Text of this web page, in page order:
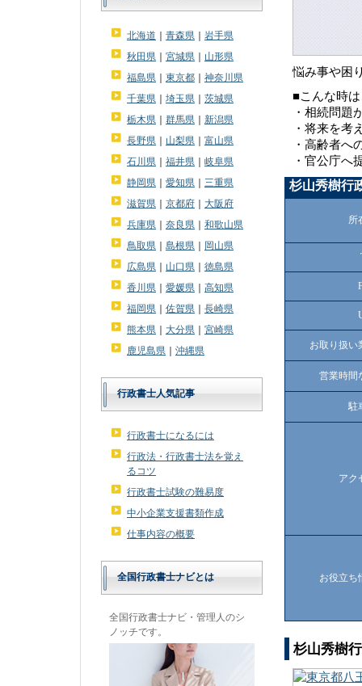
悩み事や困
■こんな時
・相続問
・将来を考
・高齢者
・官公庁へ
杉山秀樹行
所
お取り扱い
営業時間
駐
アク
お役立ち
杉山秀樹
北海道 青森県
岩手県
秋田県
宮城県
山形県
福島県
東京都
神奈川県
千葉県
埼玉県
茨城県
栃木県
群馬県
新潟県
長野県
山梨県
富山県
石川県
福井県
岐阜県
静岡県
愛知県
三重県
滋賀県
京都府
大阪府
兵庫県
奈良県
和歌山県
鳥取県
島根県
岡山県
広島県
山口県
徳島県
香川県
愛媛県
高知県
福岡県
佐賀県
長崎県
熊本県
大分県
宮崎県
鹿児島県
沖縄県
行政書士人気記事
行政書士になるには
行政法・行政書士法を覚え
るコツ
行政書士試験の難易度
中小企業支援書類作成
仕事内容の概要
全国行政書士ナビとは
全国行政書士ナビ・管理人のシ
ノッチです。